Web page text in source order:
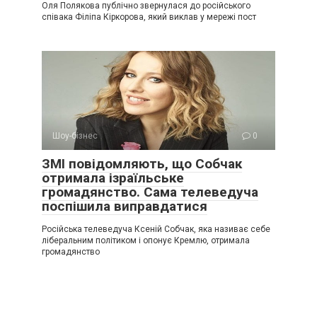
Оля Полякова публічно звернулася до російського
співака Філіпа Кіркорова, який виклав у мережі пост
Шоу-бізнес 0
ЗМІ повідомляють, що Собчак
отримала ізраїльське
громадянство. Сама телеведуча
поспішила виправдатися
Російська телеведуча Ксеній Собчак, яка називає себе
ліберальним політиком і опонує Кремлю, отримала
громадянство